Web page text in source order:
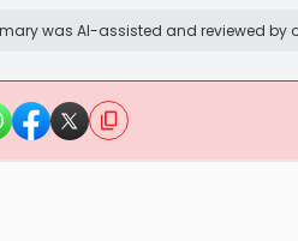
was AI-assisted and reviewed by